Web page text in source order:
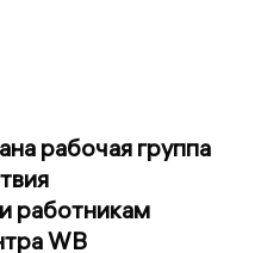
рабочая группа
работникам
WB